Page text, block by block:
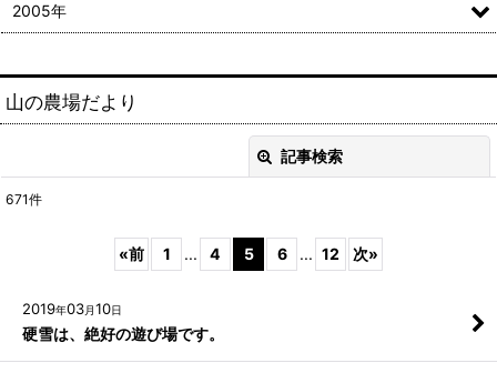
山の農場だより
記事検索
671件
«前 1 ... 4 5 6 ... 12 次»
2019年03月10日
硬雪は、絶好の遊び場です。
2005年